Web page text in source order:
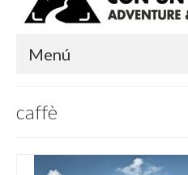
Menú
caffè